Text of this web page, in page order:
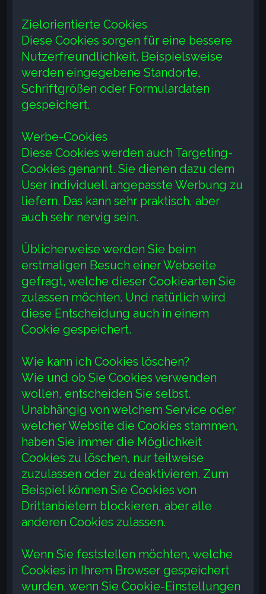
Zielorientierte Cookies
Diese Cookies sorgen für eine bessere
Nutzerfreundlichkeit. Beispielsweise
werden eingegebene Standorte,
Schriftgrößen oder Formulardaten
gespeichert.
Werbe-Cookies
Diese Cookies werden auch Targeting-
Cookies genannt. Sie dienen dazu dem
User individuell angepasste Werbung zu
liefern. Das kann sehr praktisch, aber
auch sehr nervig sein.
Üblicherweise werden Sie beim
erstmaligen Besuch einer Webseite
gefragt, welche dieser Cookiearten Sie
zulassen möchten. Und natürlich wird
diese Entscheidung auch in einem
Cookie gespeichert.
Wie kann ich Cookies löschen?
Wie und ob Sie Cookies verwenden
wollen, entscheiden Sie selbst.
Unabhängig von welchem Service oder
welcher Website die Cookies stammen,
haben Sie immer die Möglichkeit
Cookies zu löschen, nur teilweise
zuzulassen oder zu deaktivieren. Zum
Beispiel können Sie Cookies von
Drittanbietern blockieren, aber alle
anderen Cookies zulassen.
Wenn Sie feststellen möchten, welche
Cookies in Ihrem Browser gespeichert
wurden, wenn Sie Cookie-Einstellungen